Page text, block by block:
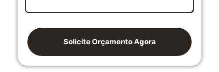
Solicite Orçamento Agora